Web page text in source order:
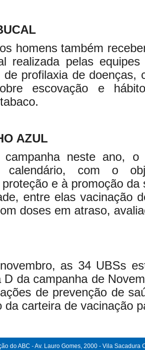
homens também
realizada pelas
de profilaxia de doenças,
escovação e
AZUL
campanha neste ano, o
calendário, com o
e à promoção
entre elas vacinação
doses em atraso,
as 34 UBSs
D da campanha de
de prevenção de
da carteira de vacinação
do ABC - Av. Lauro Gomes, 2000 - Vila